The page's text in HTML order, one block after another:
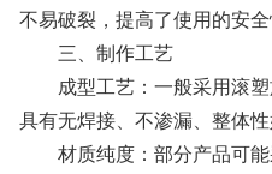
不易破裂，提高了使用的安全
三、制作工艺
成型工艺：一般采用滚塑
具有无焊接、不渗漏、整体性
材质纯度：部分产品可能